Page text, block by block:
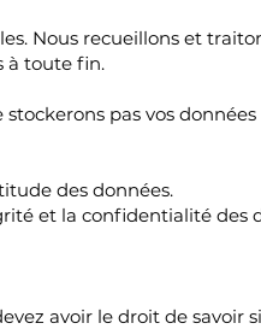
Nous recueillons et
à toute fin.
pas vos
des données.
et la confidentialité des
avoir le droit de savoir